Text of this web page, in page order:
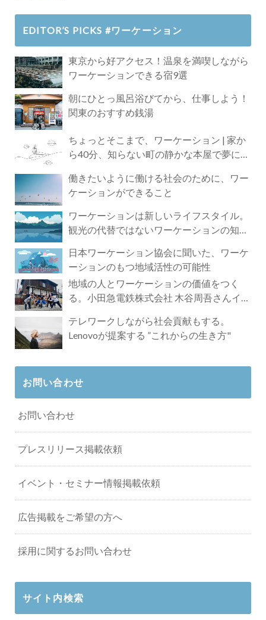
EDITOR’S PICKS #ワーケーション
東京から好アクセス！温泉を満喫しながら
ワーケーションできる宿9選
朝にひとっ風呂浴びてから、仕事しよう！
関東のおすすめ銭湯
ちょっとそこまで、ワーケーション | 家か
ら40分、知らない町の静かな本屋で夢に近
働きたいように働ける社会のために、ワー
ケーションができること
ワーケーションは新しいライフスタイル。
観光の代替ではないワーケーションの知ら
日本ワーケーション協会に聞いた、ワーケ
ーションのもつ地域活性の可能性
地域の人とワーケーションの価値をつく
る。小田急電鉄株式会社 木谷周吾さんイン
テレワークしながら社会貢献もする。
Lenovoが提案する ”これからの生き方"
お問い合わせ
お問い合わせ
プレスリリース掲載依頼
イベント・セミナー情報掲載依頼
広告掲載をご希望の方へ
採用に関するお問い合わせ
サイト内検索